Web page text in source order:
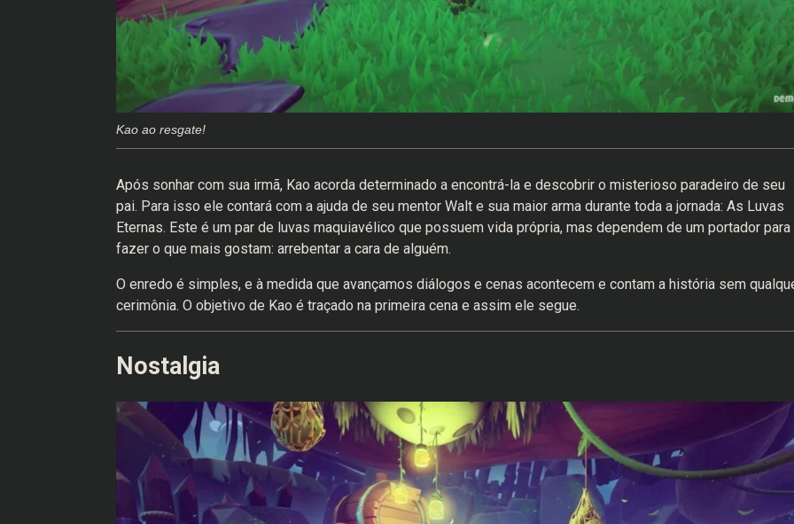
Kao ao resgate!
Após sonhar com sua irmã, Kao acorda determinado a encontrá-la e descobrir o misterioso paradeiro de seu
pai. Para isso ele contará com a ajuda de seu mentor Walt e sua maior arma durante toda a jornada: As Luvas
Eternas. Este é um par de luvas maquiavélico que possuem vida própria, mas dependem de um portador para
fazer o que mais gostam: arrebentar a cara de alguém.
O enredo é simples, e à medida que avançamos diálogos e cenas acontecem e contam a história sem
cerimônia. O objetivo de Kao é traçado na primeira cena e assim ele segue.
Nostalgia